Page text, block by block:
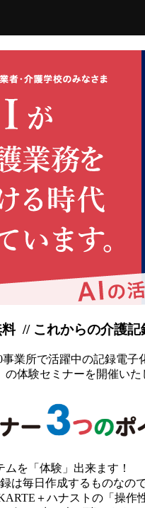
料 // これからの介護記
事業所で活躍中の記録電
の体験セミナーを開催いた
ムを 「体験」出来ます！
は毎日作成するものなの
＋ハナストの「操作